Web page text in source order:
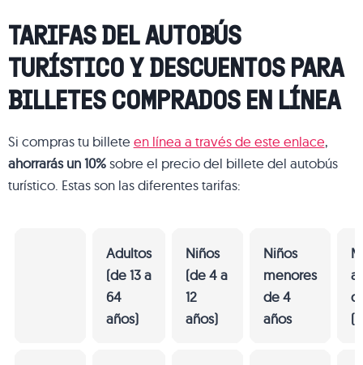
TARIFAS DEL AUTOBÚS
TURÍSTICO Y DESCUENTOS PARA
BILLETES COMPRADOS EN LÍNEA
Si compras tu billete en línea a través de este enlace,
ahorrarás un 10%sobre el precio del billete del autobús
turístico. Estas son las diferentes tarifas:
Adultos
(de 13 a
64
años)
Niños
(de 4 a
12
años)
Niños
menores
de 4
años